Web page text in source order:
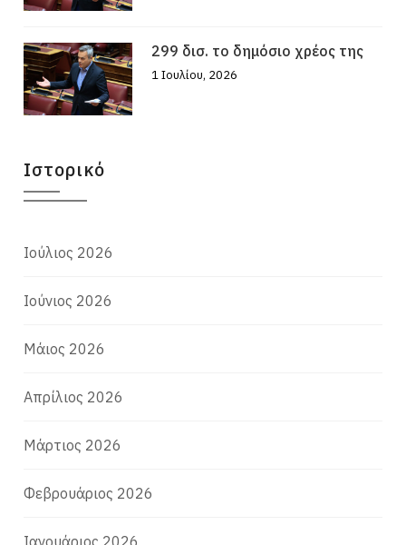
299 δισ. το δημόσιο χρέος της
1 Ιουλίου, 2026
Ιστορικό
Ιούλιος 2026
Ιούνιος 2026
Μάιος 2026
Απρίλιος 2026
Μάρτιος 2026
Φεβρουάριος 2026
Ιανουάριος 2026